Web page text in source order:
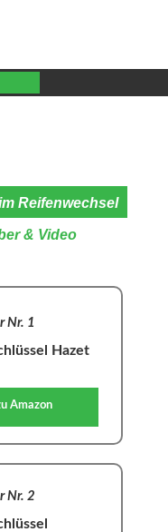
Reifenwechsel
& Video
Hazet
Nr. 1
Amazon
Nr. 2